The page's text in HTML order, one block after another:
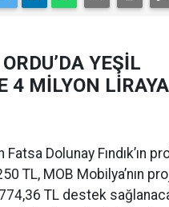
YEŞİL
4 MİLYON
Fatsa Dolunay Fındık’ın
TL, MOB Mobilya’nın
TL destek